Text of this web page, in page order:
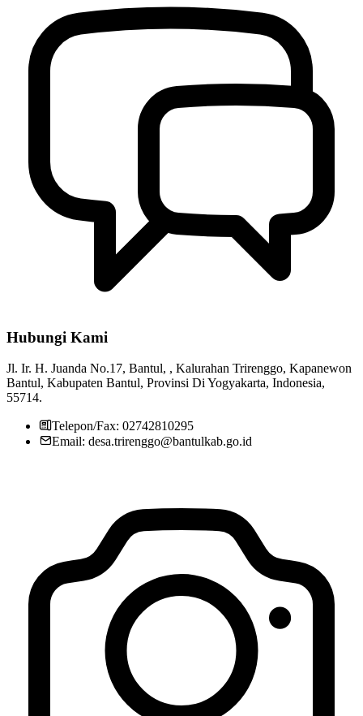
Hubungi Kami
Jl. Ir. H. Juanda No.17, Bantul, , Kalurahan Trirenggo, Kapanewon
Bantul, Kabupaten Bantul, Provinsi Di Yogyakarta, Indonesia,
55714.
Telepon/Fax: 02742810295
Email: desa.trirenggo@bantulkab.go.id